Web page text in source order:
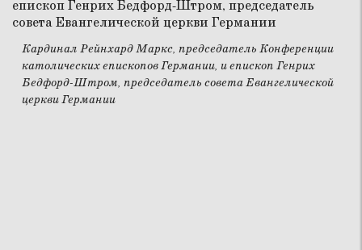
Кардинал Рейнхард Маркс, председатель Конференции
католических епископов Германии, и епископ Генрих
Бедфорд-Штром, председатель совета Евангелической
церкви Германии